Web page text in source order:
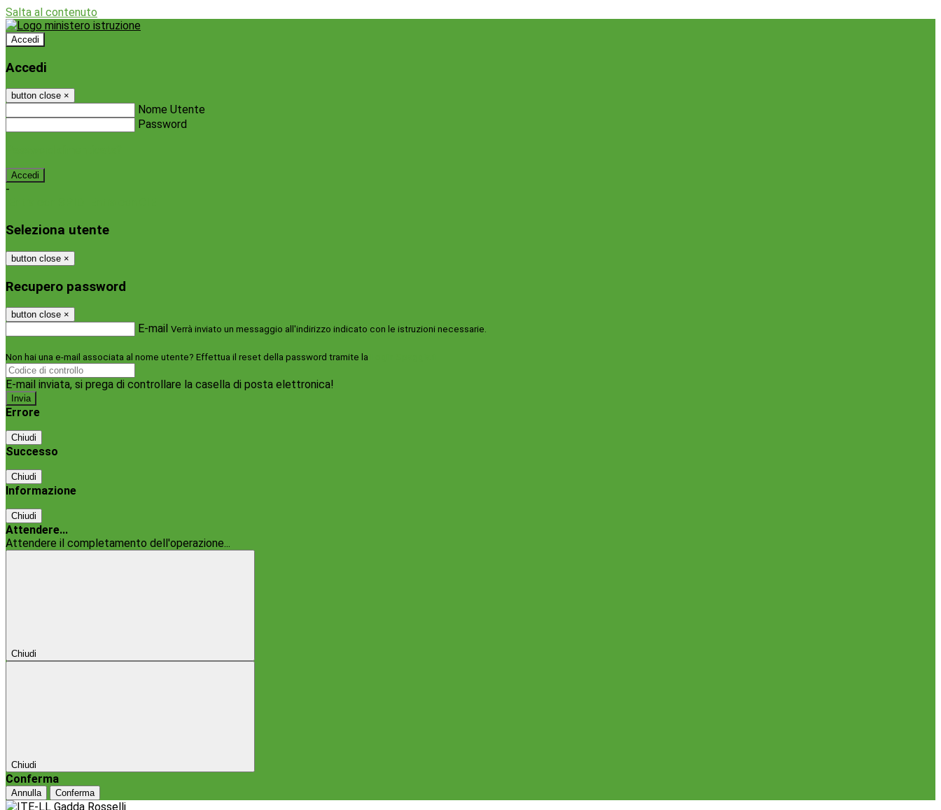
Salta al contenuto
Accedi
Accedi
button close ×
Nome Utente
Password
-
Seleziona utente
button close ×
Recupero password
button close ×
E-mail Verrà inviato un messaggio all'indirizzo indicato con le istruzioni necessarie.
Non hai una e-mail associata al nome utente? Effettua il reset della password tramite la
E-mail inviata, si prega di controllare la casella di posta elettronica!
Errore
Chiudi
Successo
Chiudi
Informazione
Chiudi
Attendere...
Attendere il completamento dell'operazione...
Chiudi
Chiudi
Conferma
Annulla Conferma